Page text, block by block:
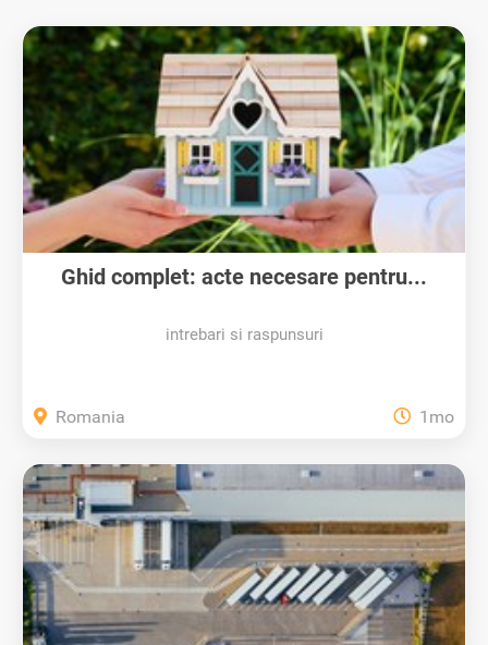
Ghid complet: acte necesare pentru...
intrebari si raspunsuri
Romania 1mo